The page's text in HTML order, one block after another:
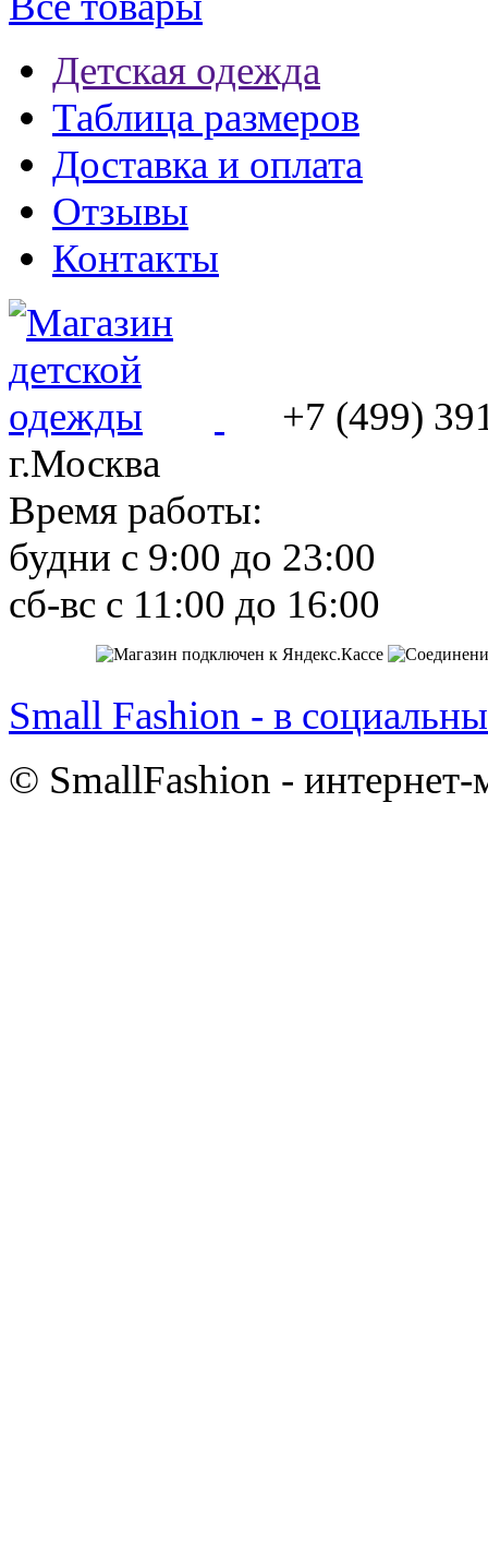
Детская одежда
Таблица размеров
Доставка и оплата
Отзывы
Контакты
+7 (499)
г.Москва
Время работы:
будни с 9:00 до 23:00
сб-вс с 11:00 до 16:00
Small Fashion - в
© SmallFashion -